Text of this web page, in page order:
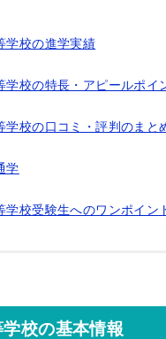
学校の進学実績
学校の特長・アピールポイ
学校の口コミ・評判のまと
学
学校受験生へのワンポイン
校の基本情報